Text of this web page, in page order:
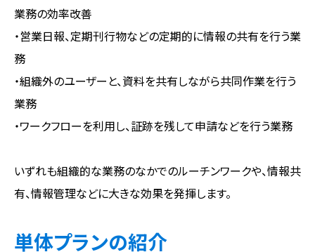
業務の効率改善
・営業日報、定期刊行物などの定期的に情報の共有を行う業
務
・組織外のユーザーと、資料を共有しながら共同作業を行う
業務
・ワークフローを利用し、証跡を残して申請などを行う業務
いずれも組織的な業務のなかでのルーチンワークや、情報共
有、情報管理などに大きな効果を発揮します。
単体プランの紹介